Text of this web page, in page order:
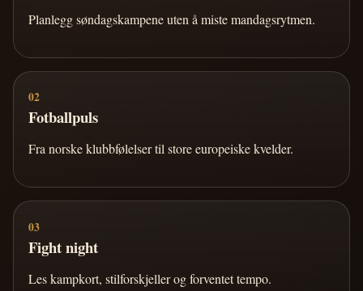
Planlegg søndagskampene uten å miste mandagsrytmen.
02
Fotballpuls
Fra norske klubbfølelser til store europeiske kvelder.
03
Fight night
Les kampkort, stilforskjeller og forventet tempo.